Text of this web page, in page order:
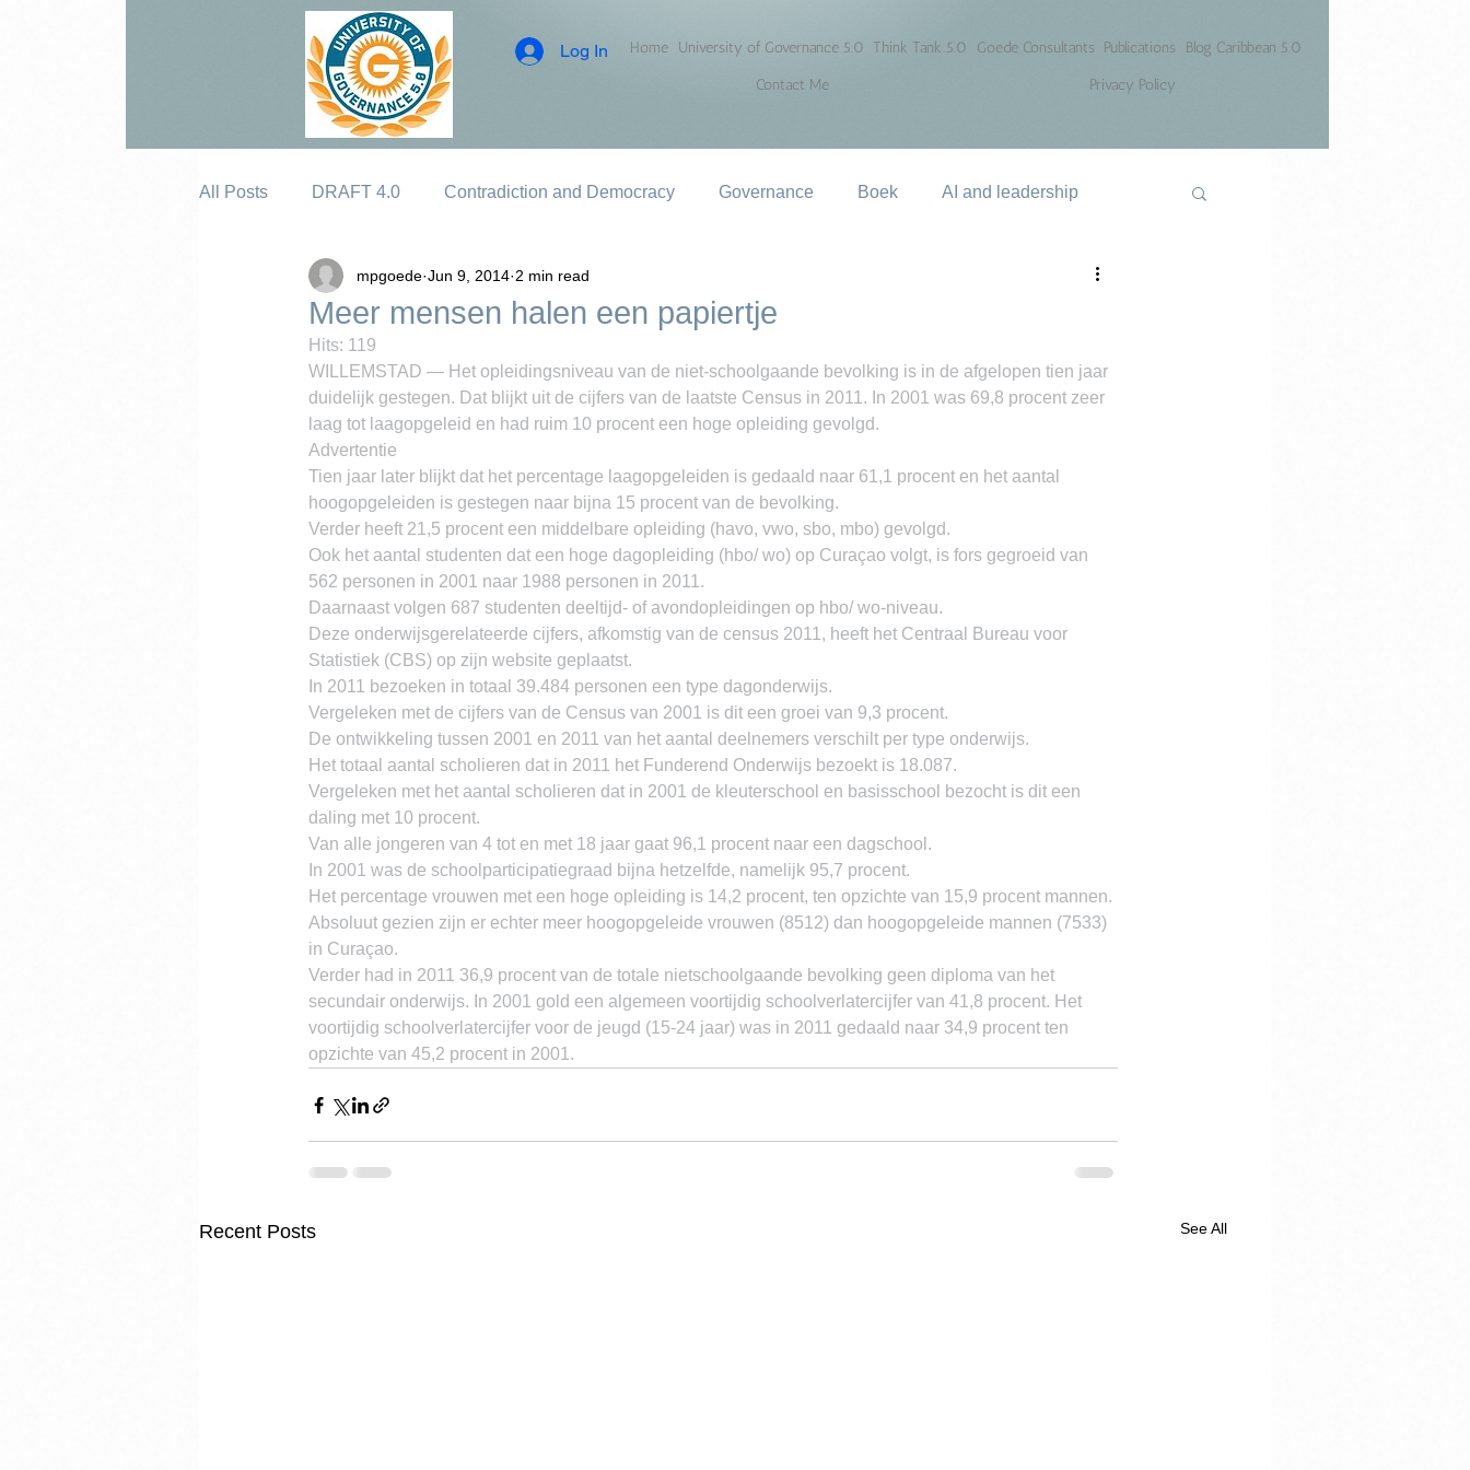
Log In Home University of Governance 5.0 Think Tank 5.0 Goede Consultants Publications
Blog Caribbean 5.0
Contact Me
Privacy Policy
All Posts DRAFT 4.0 Contradiction and Democracy Governance Boek AI and leadership
Meer mensen halen een papiertje
mpgoede Jun 9, 2014 2 min read
Hits: 119
WILLEMSTAD — Het opleidingsniveau van de niet-schoolgaande bevolking is in de afgelopen tien jaar
duidelijk gestegen. Dat blijkt uit de cijfers van de laatste Census in 2011. In 2001 was 69,8 procent zeer
laag tot laagopgeleid en had ruim 10 procent een hoge opleiding gevolgd.
Advertentie
Tien jaar later blijkt dat het percentage laagopgeleiden is gedaald naar 61,1 procent en het aantal
hoogopgeleiden is gestegen naar bijna 15 procent van de bevolking.
Verder heeft 21,5 procent een middelbare opleiding (havo, vwo, sbo, mbo) gevolgd.
Ook het aantal studenten dat een hoge dagopleiding (hbo/ wo) op Curaçao volgt, is fors gegroeid van
562 personen in 2001 naar 1988 personen in 2011.
Daarnaast volgen 687 studenten deeltijd- of avondopleidingen op hbo/ wo-niveau.
Deze onderwijsgerelateerde cijfers, afkomstig van de census 2011, heeft het Centraal Bureau voor
Statistiek (CBS) op zijn website geplaatst.
In 2011 bezoeken in totaal 39.484 personen een type dagonderwijs.
Vergeleken met de cijfers van de Census van 2001 is dit een groei van 9,3 procent.
De ontwikkeling tussen 2001 en 2011 van het aantal deelnemers verschilt per type onderwijs.
Het totaal aantal scholieren dat in 2011 het Funderend Onderwijs bezoekt is 18.087.
Vergeleken met het aantal scholieren dat in 2001 de kleuterschool en basisschool bezocht is dit een
daling met 10 procent.
Van alle jongeren van 4 tot en met 18 jaar gaat 96,1 procent naar een dagschool.
In 2001 was de schoolparticipatiegraad bijna hetzelfde, namelijk 95,7 procent.
Het percentage vrouwen met een hoge opleiding is 14,2 procent, ten opzichte van 15,9 procent mannen.
Absoluut gezien zijn er echter meer hoogopgeleide vrouwen (8512) dan hoogopgeleide mannen (7533)
in Curaçao.
Verder had in 2011 36,9 procent van de totale nietschoolgaande bevolking geen diploma van het
secundair onderwijs. In 2001 gold een algemeen voortijdig schoolverlatercijfer van 41,8 procent. Het
voortijdig schoolverlatercijfer voor de jeugd (15-24 jaar) was in 2011 gedaald naar 34,9 procent ten
opzichte van 45,2 procent in 2001.
Recent Posts See All